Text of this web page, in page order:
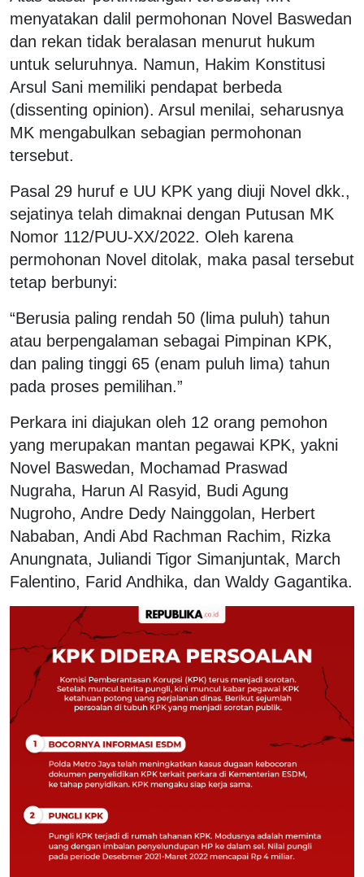
menyatakan dalil permohonan Novel Baswedan
dan rekan tidak beralasan menurut hukum
untuk seluruhnya. Namun, Hakim Konstitusi
Arsul Sani memiliki pendapat berbeda
(dissenting opinion). Arsul menilai, seharusnya
MK mengabulkan sebagian permohonan
tersebut.
Pasal 29 huruf e UU KPK yang diuji Novel dkk.,
sejatinya telah dimaknai dengan Putusan MK
Nomor 112/PUU-XX/2022. Oleh karena
permohonan Novel ditolak, maka pasal tersebut
tetap berbunyi:
“Berusia paling rendah 50 (lima puluh) tahun
atau berpengalaman sebagai Pimpinan KPK,
dan paling tinggi 65 (enam puluh lima) tahun
pada proses pemilihan.”
Perkara ini diajukan oleh 12 orang pemohon
yang merupakan mantan pegawai KPK, yakni
Novel Baswedan, Mochamad Praswad
Nugraha, Harun Al Rasyid, Budi Agung
Nugroho, Andre Dedy Nainggolan, Herbert
Nababan, Andi Abd Rachman Rachim, Rizka
Anungnata, Juliandi Tigor Simanjuntak, March
Falentino, Farid Andhika, dan Waldy Gagantika.